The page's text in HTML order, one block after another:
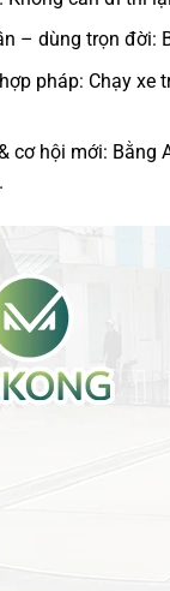
– dùng trọn đời:
pháp: Chạy xe
cơ hội mới: Bằng